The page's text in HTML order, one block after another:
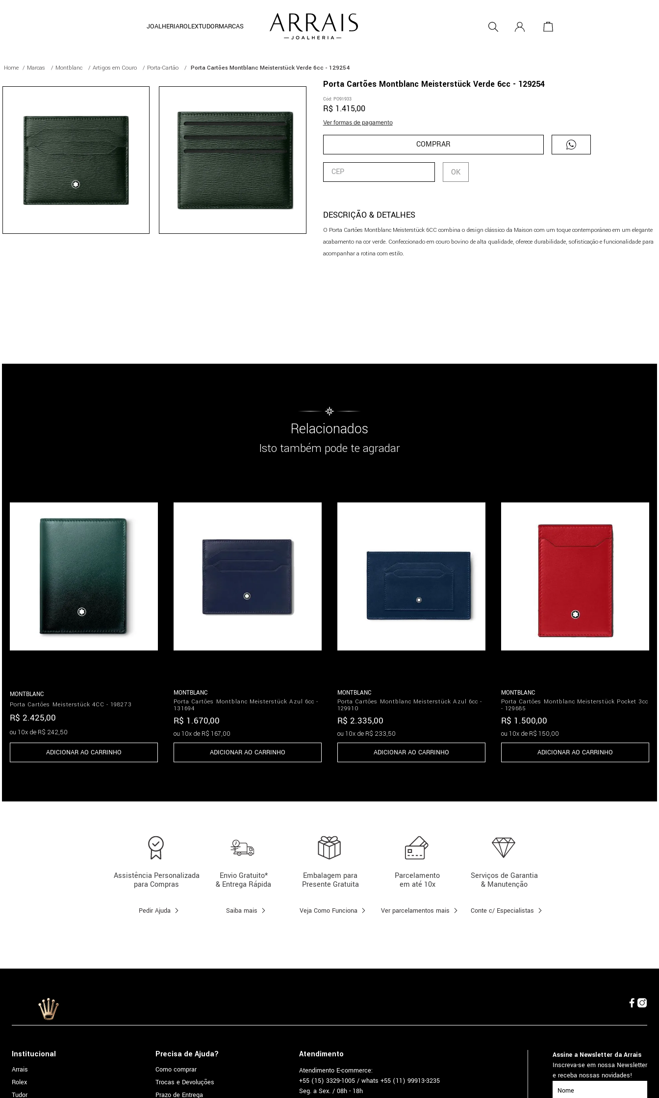
JOALHERIAROLEXTUDORMARCAS
Marcas Montblanc Artigos em Couro Porta-Cartão Porta Cartões Montblanc Meisterstück Verde 6cc - 129254
Porta Cartões Montblanc Meisterstück Verde 6cc - 129254
Cód: PO91933
R$ 1.415,00
Ver formas de pagamento
COMPRAR
DESCRIÇÃO & DETALHES
O Porta Cartões Montblanc Meisterstück 6CC combina o design clássico da Maison com um toque contemporâneo em um elegante
acabamento na cor verde. Confeccionado em couro bovino de alta qualidade, oferece durabilidade, sofisticação e funcionalidade para
acompanhar a rotina com estilo.
Relacionados
Isto também pode te agradar
MONTBLANC
Porta Cartões Meisterstück 4CC - 198273
R$ 2.425,00
ou 10x de R$ 242,50
ADICIONAR AO CARRINHO
MONTBLANC
Porta Cartões Montblanc Meisterstück Azul 6cc -
131694
R$ 1 .670,00
ou 10x de R$ 167,00
ADICIONAR AO CARRINHO
MONTBLANC
Porta Cartões Montblanc Meisterstück Azul 6cc -
129910
R$ 2.335,00
ou 10x de R$ 233,50
ADICIONAR AO CARRINHO
MONTBLANC
Porta Cartões Montblanc Meisterstück Pocket 3cc
- 129685
R$ 1 .500,00
ou 10x de R$ 150,00
ADICIONAR AO CARRINHO
Assistência Personalizada
para Compras
Pedir Ajuda
Envio Gratuito*
& Entrega Rápida
Saiba mais
Embalagem para
Presente Gratuita
Veja Como Funciona
Parcelamento
em até 10x
Ver parcelamentos mais
Serviços de Garantia
& Manutenção
Conte c/ Especialistas
Institucional
Arrais
Rolex
Tudor
Precisa de Ajuda?
Como comprar
Trocas e Devoluções
Prazo de Entrega
Atendimento
Atendimento E-commerce:
+55 (15) 3329-1005 / whats +55 (11) 99913-3235
Seg. a Sex. / 08h - 18h
Assine a Newsletter da Arrais
Inscreva-se em nossa Newsletter
e receba nossas novidades!